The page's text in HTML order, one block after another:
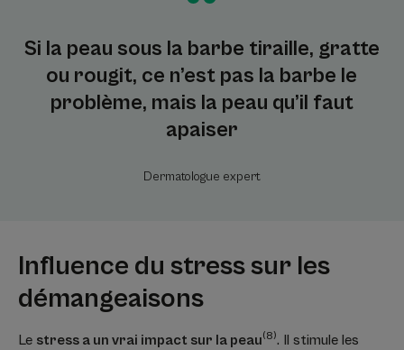
Si la peau sous la barbe tiraille, gratte
ou rougit, ce n’est pas la barbe le
problème, mais la peau qu’il faut
apaiser
Dermatologue expert
Influence du stress sur les
démangeaisons
Le stress a un vrai impact sur la peau(8). Il stimule les